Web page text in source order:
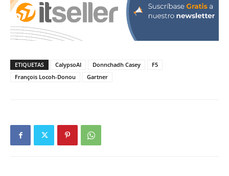
ETIQUETAS CalypsoAI Donnchadh Casey
F5
François Locoh-Donou
Gartner